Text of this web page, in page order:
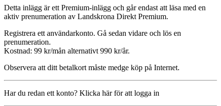
Detta inlägg är ett Premium-inlägg och går endast att läsa med en
aktiv prenumeration av Landskrona Direkt Premium.
Registrera ett användarkonto. Gå sedan vidare och lös en
prenumeration.
Kostnad: 99 kr/mån alternativt 990 kr/år.
Observera att ditt betalkort måste medge köp på Internet.
Har du redan ett konto? Klicka här för att logga in